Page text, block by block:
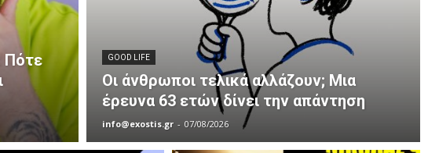
Πότε
GOOD LIFE
Οι άνθρωποι τελικά αλλάζουν; Μια
έρευνα 63 ετών δίνει την απάντηση
info@exostis.gr - 07/08/2026